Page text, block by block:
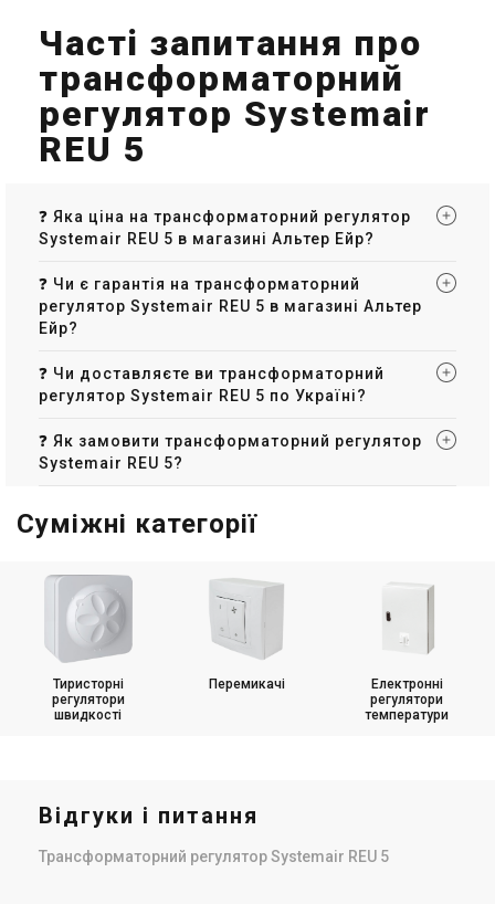
Часті запитання про
трансформаторний
регулятор Systemair
REU 5
❓ Яка ціна на трансформаторний регулятор
Systemair REU 5 в магазині Альтер Ейр?
❓ Чи є гарантія на трансформаторний
регулятор Systemair REU 5 в магазині Альтер
Ейр?
❓ Чи доставляєте ви трансформаторний
регулятор Systemair REU 5 по Україні?
❓ Як замовити трансформаторний регулятор
Systemair REU 5?
Суміжні категорії
Тиристорні
регулятори
швидкості
Перемикачі
Електронні
регулятори
температури
Відгуки і питання
Трансформаторний регулятор Systemair REU 5